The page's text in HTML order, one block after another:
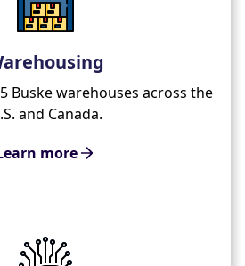
Buske warehouses across the
and Canada.
more